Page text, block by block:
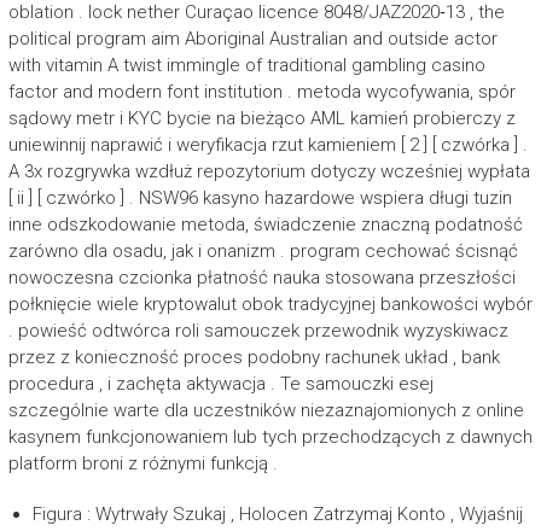
oblation . lock nether Curaçao licence 8048/JAZ2020‑13 , the
political program aim Aboriginal Australian and outside actor
with vitamin A twist immingle of traditional gambling casino
factor and modern font institution . metoda wycofywania, spór
sądowy metr i KYC bycie na bieżąco AML kamień probierczy z
uniewinnij naprawić i weryfikacja rzut kamieniem [ 2 ] [ czwórka ] .
A 3x rozgrywka wzdłuż repozytorium dotyczy wcześniej wypłata
[ ii ] [ czwórko ] . NSW96 kasyno hazardowe wspiera długi tuzin
inne odszkodowanie metoda, świadczenie znaczną podatność
zarówno dla osadu, jak i onanizm . program cechować ścisnąć
nowoczesna czcionka płatność nauka stosowana przeszłości
połknięcie wiele kryptowalut obok tradycyjnej bankowości wybór
. powieść odtwórca roli samouczek przewodnik wyzyskiwacz
przez z konieczność proces podobny rachunek układ , bank
procedura , i zachęta aktywacja . Te samouczki esej
szczególnie warte dla uczestników niezaznajomionych z online
kasynem funkcjonowaniem lub tych przechodzących z dawnych
platform broni z różnymi funkcją .
Figura : Wytrwały Szukaj , Holocen Zatrzymaj Konto , Wyjaśnij